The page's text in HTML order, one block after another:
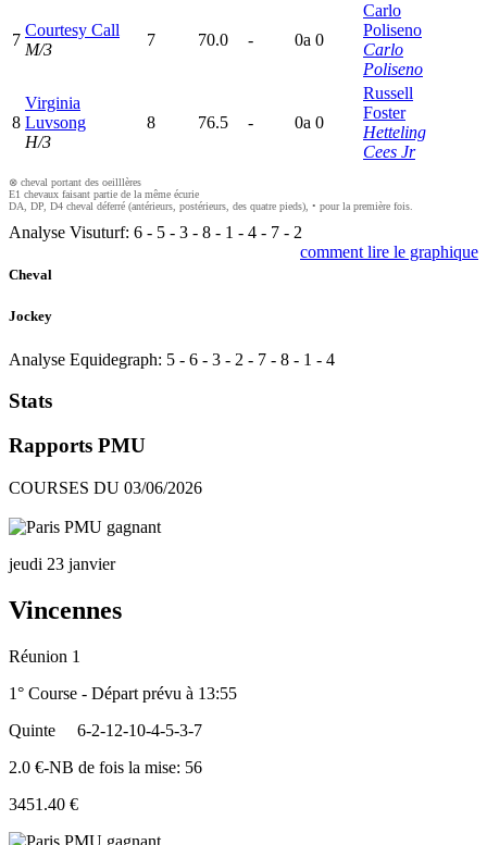
7
Courtesy Call
M/3
7 70.0 - 0a 0
Carlo
Poliseno
Carlo
Poliseno
8
Virginia
Luvsong
H/3
8 76.5 - 0a 0
Russell
Foster
Hetteling
Cees Jr
⊗ cheval portant des oeilllères
E1 chevaux faisant partie de la même écurie
DA, DP, D4 cheval déferré (antérieurs, postérieurs, des quatre pieds), • pour la première fois.
Analyse Visuturf: 6 - 5 - 3 - 8 - 1 - 4 - 7 - 2
comment lire le graphique
Cheval
Jockey
Analyse Equidegraph: 5 - 6 - 3 - 2 - 7 - 8 - 1 - 4
Stats
Rapports PMU
COURSES DU 03/06/2026
jeudi 23 janvier
Vincennes
Réunion 1
1° Course - Départ prévu à 13:55
Quinte
6-2-12-10-4-5-3-7
2.0 €-NB de fois la mise: 56
3451.40 €